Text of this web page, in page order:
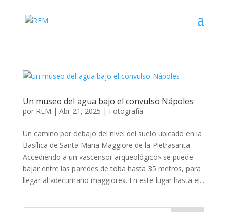
Un museo del agua bajo el convulso Nápoles
por REM | Abr 21, 2025 | Fotografía
Un camino por debajo del nivel del suelo ubicado en la
Basílica de Santa Maria Maggiore de la Pietrasanta.
Accediendo a un «ascensor arqueológico» se puede
bajar entre las paredes de toba hasta 35 metros, para
llegar al «decumano maggiore». En este lugar hasta el...